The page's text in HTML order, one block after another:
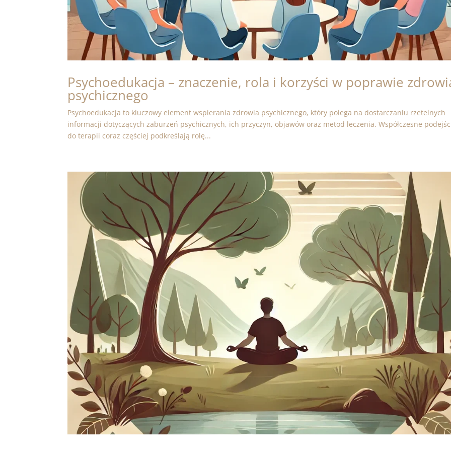
Psychoedukacja – znaczenie, rola i korzyści w poprawie
psychicznego
Psychoedukacja to kluczowy element wspierania zdrowia psychicznego, który polega na dostarczaniu rzetelnych
informacji dotyczących zaburzeń psychicznych, ich przyczyn, objawów oraz metod leczenia. Współczesne
do terapii coraz częściej podkreślają rolę...